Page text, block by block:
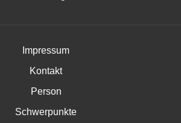
Impressum
Kontakt
Person
Schwerpunkte